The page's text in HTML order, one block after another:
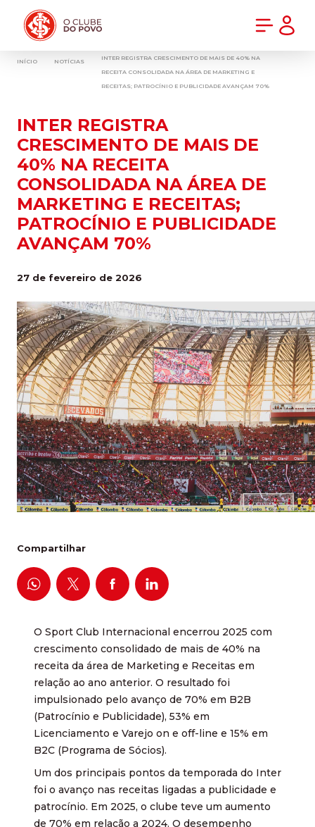
INÍCIO NOTÍCIAS
INTER REGISTRA CRESCIMENTO DE MAIS DE 40% NA
RECEITA CONSOLIDADA NA ÁREA DE MARKETING E
RECEITAS; PATROCÍNIO E PUBLICIDADE AVANÇAM 70%
INTER REGISTRA
CRESCIMENTO DE MAIS DE
40% NA RECEITA
CONSOLIDADA NA ÁREA DE
MARKETING E RECEITAS;
PATROCÍNIO E PUBLICIDADE
AVANÇAM 70%
27 de fevereiro de 2026
Compartilhar
O Sport Club Internacional encerrou 2025 com
crescimento consolidado de mais de 40% na
receita da área de Marketing e Receitas em
relação ao ano anterior. O resultado foi
impulsionado pelo avanço de 70% em B2B
(Patrocínio e Publicidade), 53% em
Licenciamento e Varejo on e off-line e 15% em
B2C (Programa de Sócios).
Um dos principais pontos da temporada do Inter
foi o avanço nas receitas ligadas a publicidade e
patrocínio. Em 2025, o clube teve um aumento
de 70% em relação a 2024. O desempenho